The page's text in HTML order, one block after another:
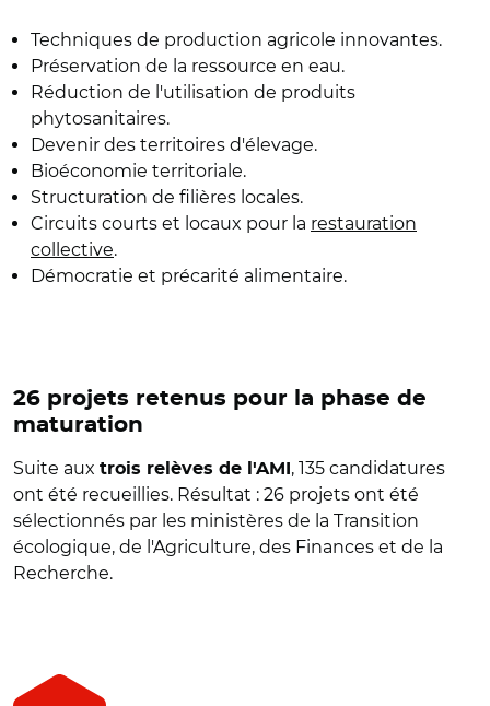
Techniques de production agricole innovantes.
Préservation de la ressource en eau.
Réduction de l'utilisation de produits
phytosanitaires.
Devenir des territoires d'élevage.
Bioéconomie territoriale.
Structuration de filières locales.
Circuits courts et locaux pour la restauration
collective.
Démocratie et précarité alimentaire.
26 projets retenus pour la phase de
maturation
Suite aux trois relèves de l'AMI , 135 candidatures
ont été recueillies. Résultat : 26 projets ont été
sélectionnés par les ministères de la Transition
écologique, de l'Agriculture, des Finances et de la
Recherche.